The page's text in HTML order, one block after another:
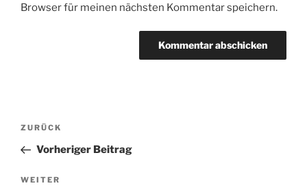
Browser für meinen nächsten Kommentar speichern.
Beitragsnavigation
Vorheriger
Beitrag
ZURÜCK
Vorheriger Beitrag
Nächster
WEITER